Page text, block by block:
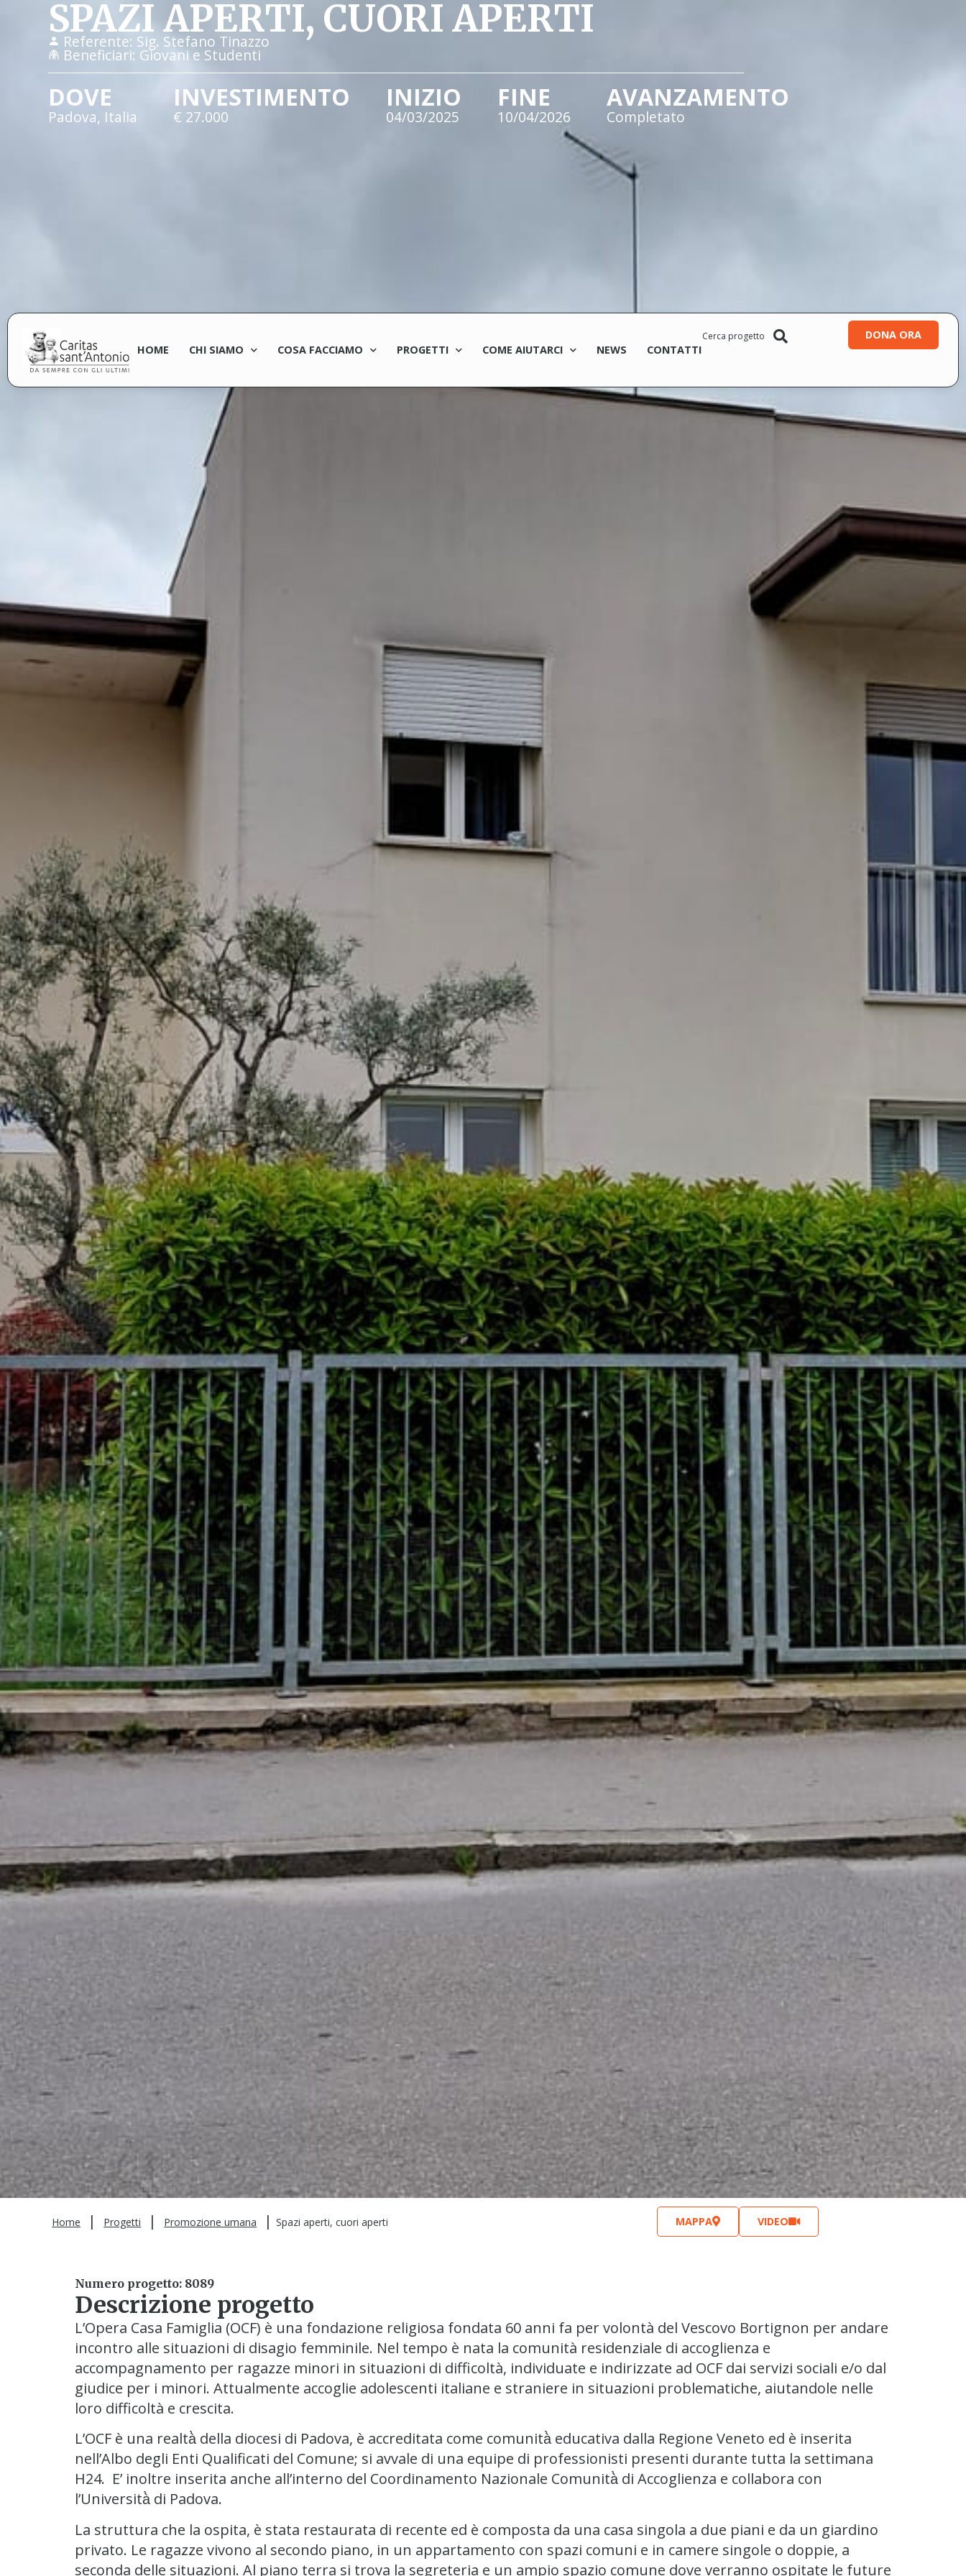
HOME CHI SIAMO COSA FACCIAMO PROGETTI COME AIUTARCI NEWS CONTATTI
DONA ORA
SPAZI APERTI, CUORI APERTI
Referente: Sig. Stefano Tinazzo
Beneficiari: Giovani e Studenti
DOVE
Padova, Italia
INVESTIMENTO
€ 27.000
INIZIO
04/03/2025
FINE
10/04/2026
AVANZAMENTO
Completato
Home | Progetti | Promozione umana |Spazi aperti, cuori aperti MAPPA VIDEO
Numero progetto: 8089
Descrizione progetto
L’Opera Casa Famiglia (OCF) è una fondazione religiosa fondata 60 anni fa per volontà del Vescovo Bortignon per andare
incontro alle situazioni di disagio femminile. Nel tempo è nata la comunità residenziale di accoglienza e
accompagnamento per ragazze minori in situazioni di difficoltà, individuate e indirizzate ad OCF dai servizi sociali e/o dal
giudice per i minori. Attualmente accoglie adolescenti italiane e straniere in situazioni problematiche, aiutandole nelle
loro difficoltà e crescita.
L’OCF è una realtà̀ della diocesi di Padova, è accreditata come comunità̀ educativa dalla Regione Veneto ed è inserita
nell’Albo degli Enti Qualificati del Comune; si avvale di una equipe di professionisti presenti durante tutta la settimana
H24. E’ inoltre inserita anche all’interno del Coordinamento Nazionale Comunità̀ di Accoglienza e collabora con
l’Università̀ di Padova.
La struttura che la ospita, è stata restaurata di recente ed è composta da una casa singola a due piani e da un giardino
privato. Le ragazze vivono al secondo piano, in un appartamento con spazi comuni e in camere singole o doppie, a
seconda delle situazioni. Al piano terra si trova la segreteria e un ampio spazio comune dove verranno ospitate le future